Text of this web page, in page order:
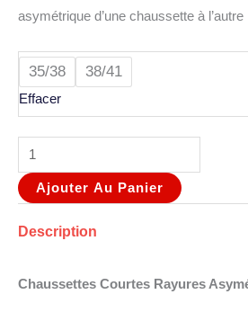
asymétrique d’une chaussette à l’autre
35/38 38/41
Effacer
Ajouter Au Panier
Description
Chaussettes Courtes Rayures